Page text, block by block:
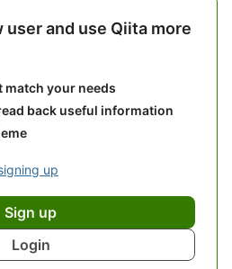
user and use Qiita more
match your needs
back useful information
up
Sign up
Login